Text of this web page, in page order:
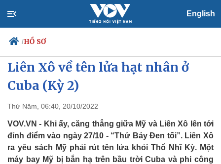
English
/HỒ SƠ
Đảng
Quốc hội
Nhận diện sự thật
Giáo dục
Dấu ấn VOV
Việc làm
Biển đảo
60 năm sự kiện khủng hoảng tên lửa Cuba:
Diễn biến nghẹt thở đối đầu Mỹ -
Liên Xô về tên lửa hạt nhân ở
Cuba (Kỳ 2)
Thứ Năm, 06:40, 20/10/2022
VOV.VN - Khi ấy, căng thẳng giữa Mỹ và Liên Xô lên tới
đỉnh điểm vào ngày 27/10 - “Thứ Bảy Đen tối”. Liên Xô
ra yêu sách Mỹ phải rút tên lửa khỏi Thổ Nhĩ Kỳ. Một
máy bay Mỹ bị bắn hạ trên bầu trời Cuba và phi công